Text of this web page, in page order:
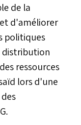
de la
d'améliorer
politiques
distribution
ressources
lors d'une